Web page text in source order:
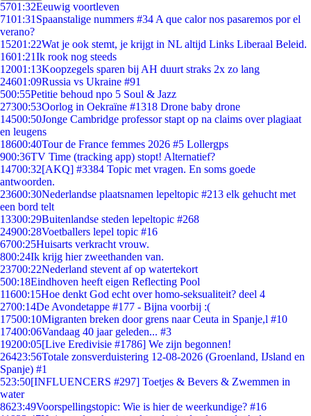
5701:32Eeuwig voortleven
7101:31 Spaanstalige nummers #34 A que calor nos pasaremos por el
verano?
15201:22Wat je ook stemt, je krijgt in NL altijd Links Liberaal Beleid.
1601:21Ik rook nog steeds
12001:13Koopzegels sparen bij AH duurt straks 2x zo lang
24601:09Russia vs Ukraine #91
500:55Petitie behoud npo 5 Soul & Jazz
27300:53Oorlog in Oekraïne #1318 Drone baby drone
14500:50Jonge Cambridge professor stapt op na claims over plagiaat
en leugens
18600:40Tour de France femmes 2026 #5 Lollergps
900:36TV Time (tracking app) stopt! Alternatief?
14700:32[AKQ] #3384 Topic met vragen. En soms goede
antwoorden.
23600:30Nederlandse plaatsnamen lepeltopic #213 elk gehucht met
een bord telt
13300:29Buitenlandse steden lepeltopic #268
24900:28Voetballers lepel topic #16
6700:25Huisarts verkracht vrouw.
800:24Ik krijg hier zweethanden van.
23700:22Nederland stevent af op watertekort
500:18Eindhoven heeft eigen Reflecting Pool
11600:15Hoe denkt God echt over homo-seksualiteit? deel 4
2700:14De Avondetappe #177 - Bijna voorbij :(
17500:10Migranten breken door grens naar Ceuta in Spanje,l #10
17400:06Vandaag 40 jaar geleden... #3
19200:05[Live Eredivisie #1786] We zijn begonnen!
26423:56Totale zonsverduistering 12-08-2026 (Groenland, IJsland en
Spanje) #1
523:50[INFLUENCERS #297] Toetjes & Bevers & Zwemmen in
water
8623:49Voorspellingstopic: Wie is hier de weerkundige? #16